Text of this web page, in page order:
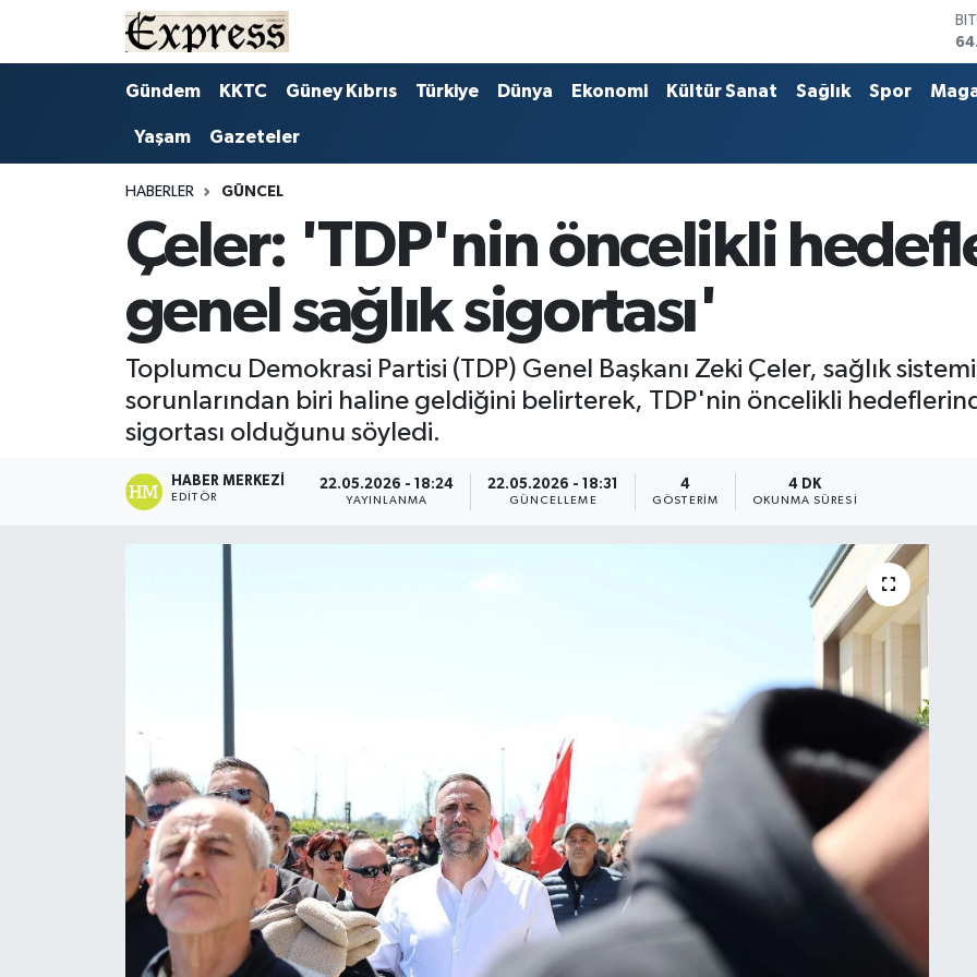
Gündem KKTC Güney Kıbrıs Türkiye Dünya Ekonomi Kültür Sanat Sağlık Spor
Yaşam Gazeteler
HABERLER GÜNCEL
Çeler: 'TDP'nin öncelikli
genel sağlık sigortası'
Toplumcu Demokrasi Partisi (TDP) Genel Başkanı Zeki Çeler, sağlık
sorunlarından biri haline geldiğini belirterek, TDP'nin öncelikli
sigortası olduğunu söyledi.
HABER MERKEZI
EDITÖR
22.05.2026 - 18:24
YAYINLANMA
22.05.2026 - 18:31
GÜNCELLEME
4
GÖSTERIM
4 DK
OKUNMA SÜRESI
ALAYKÖY
ALSANCAK
ÇATALKÖY
ENGLISH
İÇ HABERLER
KÜLTÜR SANAT
LEFKOŞA
Hava Durumu
Trafik Durumu
Süper Lig Puan Durumu ve Fikstür
Tüm Manşetler
Son Dakika Haberleri
Haber Arşivi